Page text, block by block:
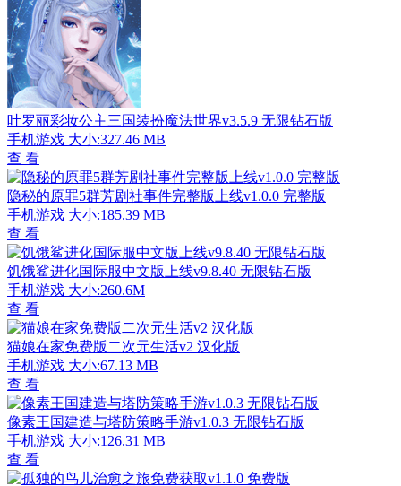
叶罗丽彩妆公主三国装扮魔法世界v3.5.9 无限钻石版
手机游戏 大小:327.46 MB
查 看
隐秘的原罪5群芳剧社事件完整版上线v1.0.0 完整版
手机游戏 大小:185.39 MB
查 看
饥饿鲨进化国际服中文版上线v9.8.40 无限钻石版
手机游戏 大小:260.6M
查 看
猫娘在家免费版二次元生活v2 汉化版
手机游戏 大小:67.13 MB
查 看
像素王国建造与塔防策略手游v1.0.3 无限钻石版
手机游戏 大小:126.31 MB
查 看